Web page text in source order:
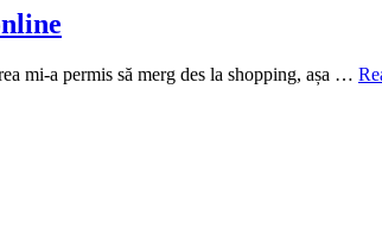
mi-a permis să merg des la shopping, așa …